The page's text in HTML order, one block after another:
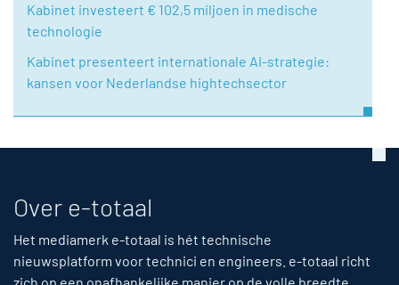
Kabinet investeert € 102,5 miljoen in medische
technologie
Kabinet presenteert internationale AI-strategie:
kansen voor Nederlandse hightechsector
Over e-totaal
Het mediamerk e-totaal is hét technische
nieuwsplatform voor technici en engineers. e-totaal richt